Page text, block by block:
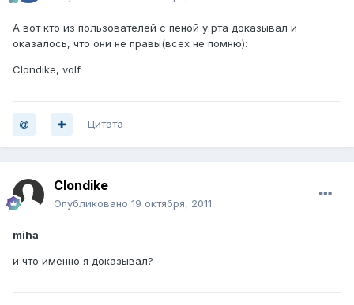
А вот кто из пользователей с пеной у рта доказывал и
оказалось, что они не правы(всех не помню):
Clondike, volf
Цитата
Clondike
Опубликовано 19 октября, 2011
miha
и что именно я доказывал?